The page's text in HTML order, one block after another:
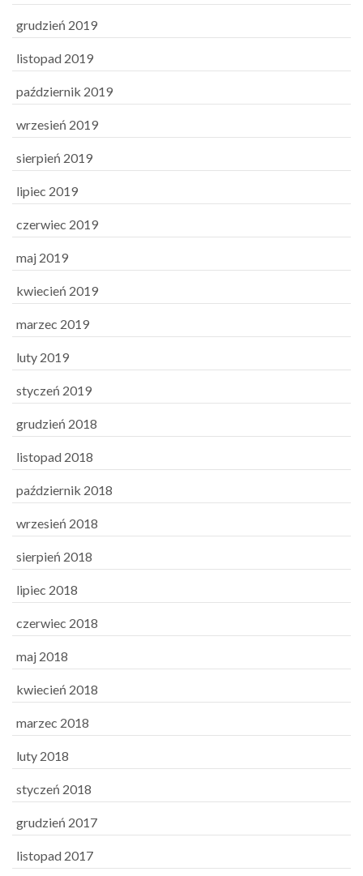
grudzień 2019
listopad 2019
październik 2019
wrzesień 2019
sierpień 2019
lipiec 2019
czerwiec 2019
maj 2019
kwiecień 2019
marzec 2019
luty 2019
styczeń 2019
grudzień 2018
listopad 2018
październik 2018
wrzesień 2018
sierpień 2018
lipiec 2018
czerwiec 2018
maj 2018
kwiecień 2018
marzec 2018
luty 2018
styczeń 2018
grudzień 2017
listopad 2017